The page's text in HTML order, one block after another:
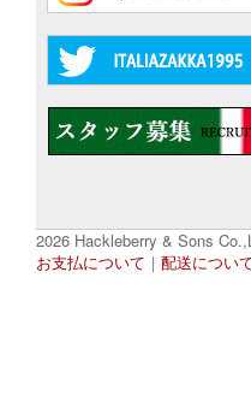
2026 Hackleberry & Sons
お支払について ｜ 配送につい